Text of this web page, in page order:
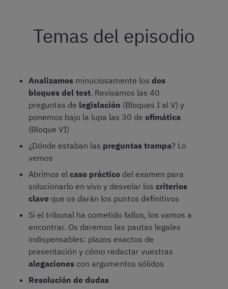
Temas del episodio
Analizamos minuciosamente los dos
bloques del test. Revisamos las 40
preguntas de legislación (Bloques I al V) y
ponemos bajo la lupa las 30 de ofimática
(Bloque VI)
¿Dónde estaban las preguntas trampa? Lo
vemos
Abrimos el caso práctico del examen para
solucionarlo en vivo y desvelar los criterios
clave que os darán los puntos definitivos
Si el tribunal ha cometido fallos, los vamos a
encontrar. Os daremos las pautas legales
indispensables: plazos exactos de
presentación y cómo redactar vuestras
alegaciones con argumentos sólidos
Resolución de dudas